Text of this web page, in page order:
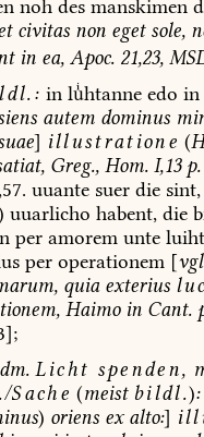
nohdesmanskimen
civitasnon egetsole,
inea,Apoc.21,23,
in lhtanne edo in
autem dominus
] illustratione (
Greg.,Hom.I,13p.
uuantesuerdiesint,
uuarlicho habent,die
peramorem unte
peroperationem[
quiaexterius
,HaimoinCant.
Licht spenden,
/Sache (meist bildl.):
) oriensexalto:]